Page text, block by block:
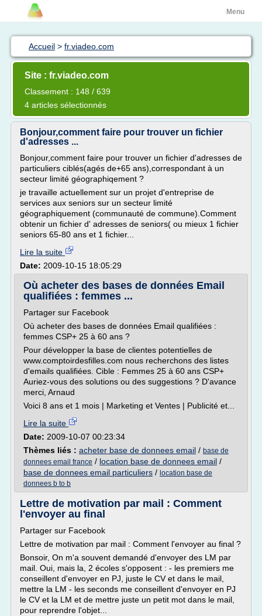
Menu
Accueil > fr.viadeo.com
Site : fr.viadeo.com
Classement : 148 / 639
4 articles sélectionnés
Bonjour,comment faire pour trouver un fichier
d'adresses ...
Bonjour,comment faire pour trouver un fichier d'adresses de
particuliers ciblés(agés de+65 ans),correspondant à un
secteur limité géographiqement ?
je travaille actuellement sur un projet d'entreprise de
services aux seniors sur un secteur limité
géographiquement (communauté de commune).Comment
obtenir un fichier d' adresses de seniors( ou mieux 1 fichier
seniors 65-80 ans et 1 fichier...
Lire la suite
Date: 2009-10-15 18:05:29
Où acheter des bases de données Email
qualifiées : femmes ...
Partager sur Facebook
Où acheter des bases de données Email qualifiées :
femmes CSP+ 25 à 60 ans ?
Pour développer la base de clientes potentielles de
www.comptoirdesfilles.com nous recherchons des listes
d'emails qualifiées. Cible : Femmes 25 à 60 ans CSP+
Auriez-vous des solutions ou des suggestions ? D'avance
merci, Arnaud
Voici 8 ans et 1 mois | Marketing et Ventes | Publicité et...
Lire la suite
Date: 2009-10-07 00:23:34
Thèmes liés : acheter base de donnees email / base de
donnees email france / location base de donnees email /
base de donnees email particuliers / location base de
donnees b to b
Lettre de motivation par mail : Comment
l'envoyer au final
Partager sur Facebook
Lettre de motivation par mail : Comment l'envoyer au final ?
Bonsoir, On m'a souvent demandé d'envoyer des LM par
mail. Oui, mais la, 2 écoles s'opposent : - les premiers me
conseillent d'envoyer en PJ, juste le CV et dans le mail,
mettre la LM - les seconds me conseillent d'envoyer en PJ
le CV et la LM et de mettre juste un petit mot dans le mail,
pour reprendre l'objet...